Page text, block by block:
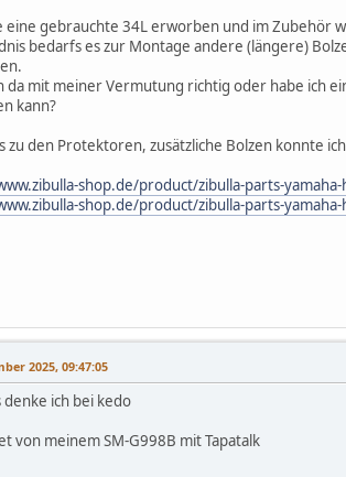
eine gebrauchte 34L erworben und im Zubehör
bedarfs es zur Montage andere (längere)
da mit meiner Vermutung richtig oder habe ich
kann?
zu den Protektoren, zusätzliche Bolzen konnte
shop.de/product/zibulla-parts-
shop.de/product/zibulla-parts-
2025, 09:47:05
denke ich bei kedo
von meinem SM-G998B mit Tapatalk